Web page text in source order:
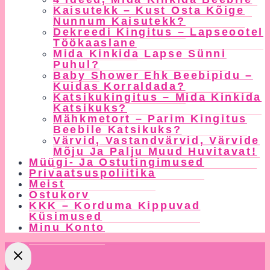
Kaisutekk – Kust Osta Kõige
Nunnum Kaisutekk?
Dekreedi Kingitus – Lapseootel
Töökaaslane
Mida Kinkida Lapse Sünni
Puhul?
Baby Shower Ehk Beebipidu –
Kuidas Korraldada?
Katsikukingitus – Mida Kinkida
Katsikuks?
Mähkmetort – Parim Kingitus
Beebile Katsikuks?
Värvid, Vastandvärvid, Värvide
Mõju Ja Palju Muud Huvitavat!
Müügi- Ja Ostutingimused
Privaatsuspoliitika
Meist
Ostukorv
KKK – Korduma Kippuvad
Küsimused
Minu Konto